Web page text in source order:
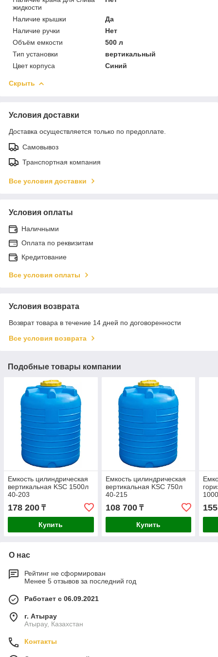
жидкости
Наличие крышки
Да
Наличие ручки
Нет
Объём емкости
500 л
Тип установки
вертикальный
Цвет корпуса
Синий
Скрыть
Условия доставки
Доставка осуществляется только по предоплате.
Самовывоз
Транспортная компания
Все условия доставки
Условия оплаты
Наличными
Оплата по реквизитам
Кредитование
Все условия оплаты
Условия возврата
Возврат товара в течение 14 дней по договоренности
Все условия возврата
Подобные товары компании
Емкость цилиндрическая
вертикальная KSC 1500л
40-203
178 200 ₸
Купить
Емкость цилиндрическая
вертикальная KSC 750л
40-215
108 700₸
Купить
О нас
Рейтинг не сформирован
Менее 5 отзывов за последний год
Работает с 06.09.2021
г. Атырау
Атырау, Казахстан
Контакты